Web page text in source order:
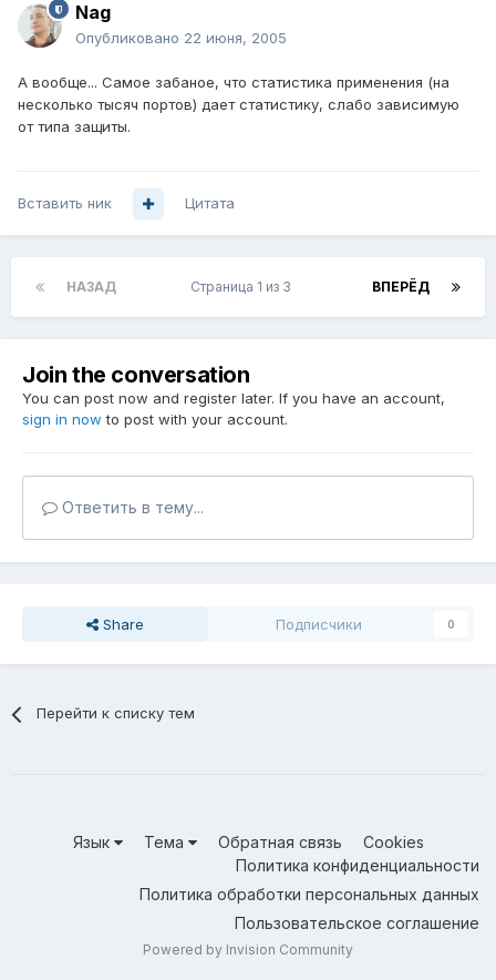
Nag
Опубликовано 22 июня, 2005
А вообще... Самое забаное, что статистика применения (на
несколько тысяч портов) дает статистику, слабо зависимую
от типа защиты.
Вставить ник Цитата
НАЗАД ВПЕРЁД
Страница 1 из 3
Join the conversation
You can post now and register later. If you have an account,
sign in now to post with your account.
Ответить в тему...
Share Подписчики 0
Перейти к списку тем
Язык Тема Обратная связь
Cookies
Политика конфиденциальности
Политика обработки персональных данных
Пользовательское соглашение
Powered by Invision Community